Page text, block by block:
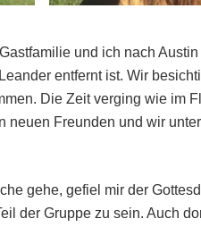
und ich nach
entfernt ist. Wir
Die Zeit verging wie im
neuen Freunden und wir
gehe, gefiel mir der
der Gruppe zu sein. Auch